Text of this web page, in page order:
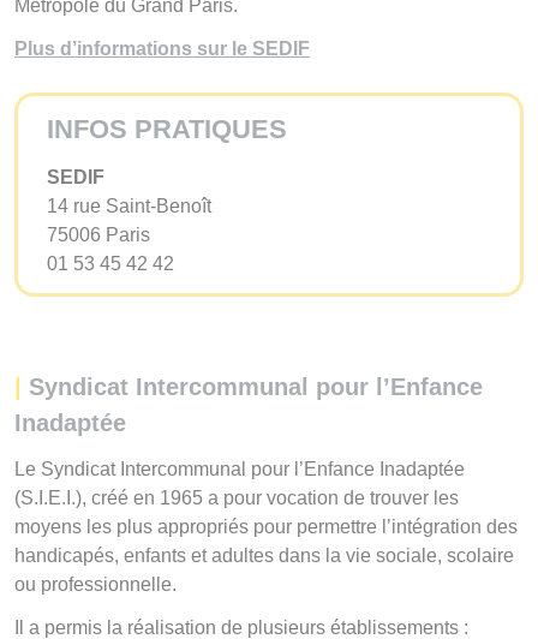
Métropole du Grand Paris.
Plus d’informations sur le SEDIF
INFOS PRATIQUES
SEDIF
14 rue Saint-Benoît
75006 Paris
01 53 45 42 42
Syndicat Intercommunal pour l’Enfance
Inadaptée
Le Syndicat Intercommunal pour l’Enfance Inadaptée
(S.I.E.I.), créé en 1965 a pour vocation de trouver les
moyens les plus appropriés pour permettre l’intégration des
handicapés, enfants et adultes dans la vie sociale, scolaire
ou professionnelle.
Il a permis la réalisation de plusieurs établissements :